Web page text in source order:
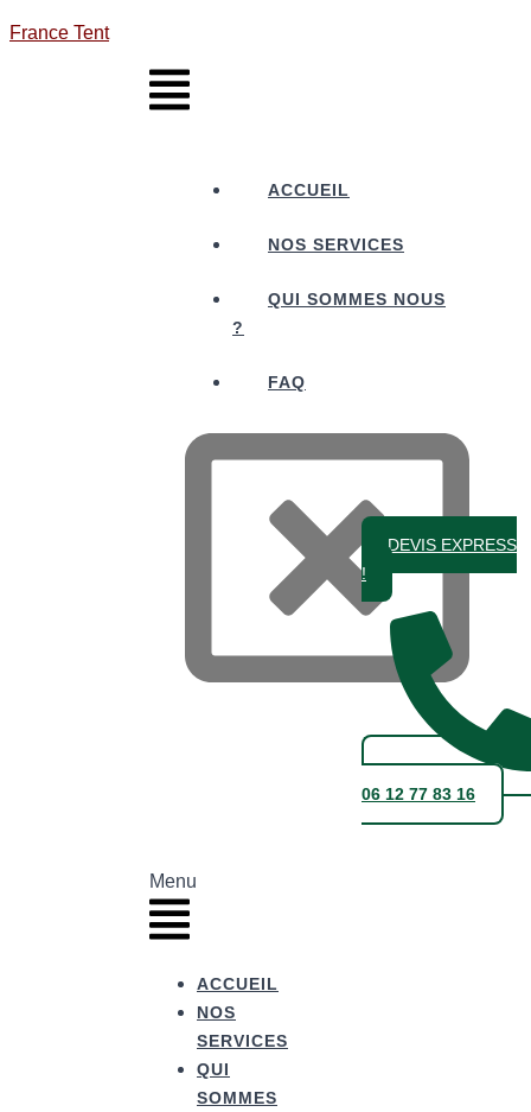
France Tent
ACCUEIL
NOS SERVICES
QUI SOMMES NOUS
?
FAQ
Menu
ACCUEIL
NOS
SERVICES
QUI
SOMMES
DEVIS EXPRESS
!
06 12 77 83 16